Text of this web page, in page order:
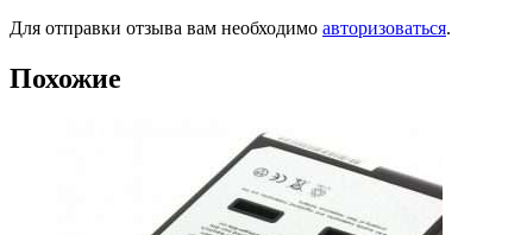
Для отправки отзыва вам необходимо авторизоваться.
Похожие